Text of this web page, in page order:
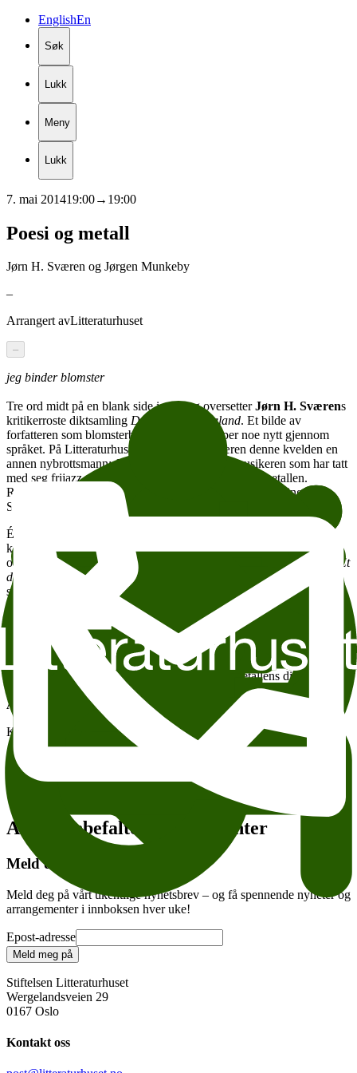
EnglishEn
Søk
Lukk
Meny
Lukk
7. mai 201419:00→ 19:00
Poesi og metall
Jørn H. Sværen og Jørgen Munkeby
–
Arrangert avLitteraturhuset
–
jeg binder blomster
Tre ord midt på en blank side i poet og oversetterJørn H. Sværens
kritikerroste diktsamling Dronning av England. Et bilde av
forfatteren som blomsterbinder: en som skaper noe nytt gjennom
språket. På Litteraturhusets scene møter Sværen denne kvelden en
annen nybrottsmann:Jørgen Munkeby
, jazzmusikeren som har tatt
med seg frijazz og en mer strippa rockesound inn i metallen.
Resultatet har fått betegnelsen blackjazz og har gitt Shining både
Spellemannspris og internasjonal suksess.
Én forfatter og én musiker. De kjenner tradisjonene, vet hvor de
kommer fra, og står stødig når de skaper noe nytt. Og feltene deres
overlapper: Munkeby har laget musikken til danseforestillinger av
Et
dukkehjem
Hamlet
, mens Sværen er medlem av bandet Ulver,
som spiller både psykedelisk rock og sorgtunge messer, og har laget
musikk til spillefilmer og teater, senest
Demoner 2014.
Hvor treffes de to, og hvor velger de ulike veier? Hvilke likheter
finnes i oppbygningen av en låt og et dikt, i toner og ords lydlighet
og måten man framhever det estetiske på, i musikk og litteratur? Og
har den stillferdige poesien noe til felles med metallens dissonans og
massive støybilde? Sværen og Munkeby møter Vagantredaktør
Audun Lindholm
til samtale.
Kjelleren Litteraturhuset Jørn H. Sværen og Jørgen Munkeby
Legg til i kalender
Tema:
Andre anbefalte arrangementer
Meld deg på vårt nyhetsbrev
Meld deg på vårt ukentlige nyhetsbrev – og få spennende nyheter og
arrangementer i innboksen hver uke!
Epost-adresse
Meld meg på
Stiftelsen Litteraturhuset
Wergelandsveien 29
0167 Oslo
Kontakt oss